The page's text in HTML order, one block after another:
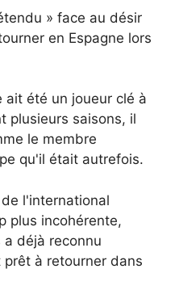
» face au désir
en Espagne lors
ait été un joueur clé à
plusieurs saisons, il
le membre
qu'il était autrefois.
l'international
plus incohérente,
a déjà reconnu
à retourner dans